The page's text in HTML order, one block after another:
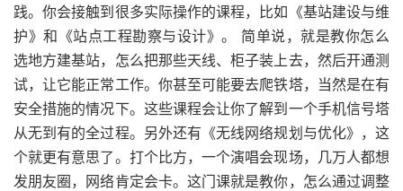
践。你会接触到很多实际操作的课程，比如《基站建设与维
护》和《站点工程勘察与设计》。 简单说，就是教你怎么
选地方建基站，怎么把那些天线、柜子装上去，然后开通测
试，让它能正常工作。你甚至可能要去爬铁塔，当然是在有
安全措施的情况下。这些课程会让你了解到一个手机信号塔
从无到有的全过程。另外还有《无线网络规划与优化》，这
个就更有意思了。打个比方，一个演唱会现场，几万人都想
发朋友圈，网络肯定会卡。这门课就是教你，怎么通过调整